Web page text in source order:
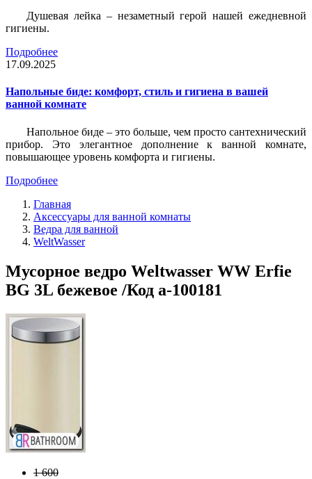
Душевая лейка – незаметный герой нашей ежедневной
гигиены.
Подробнее
17.09.2025
Напольные биде: комфорт, стиль и гигиена в вашей
ванной комнате
Напольное биде – это больше, чем просто сантехнический
прибор. Это элегантное дополнение к ванной комнате,
повышающее уровень комфорта и гигиены.
Подробнее
Главная
Аксессуары для ванной комнаты
Ведра для ванной
WeltWasser
Мусорное ведро Weltwasser WW Erfie
BG 3L бежевое /Код a-100181
1 600